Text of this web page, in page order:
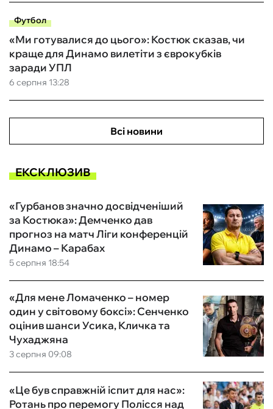
Футбол
6 серпня 13:28
«Ми готувалися до цього»: Костюк сказав, чи
краще для Динамо вилетіти з єврокубків
заради УПЛ
Всі новини
ЕКСКЛЮЗИВ
5 серпня 18:54
«Гурбанов значно досвідченіший
за Костюка»: Демченко дав
прогноз на матч Ліги конференцій
Динамо – Карабах
3 серпня 09:08
«Для мене Ломаченко – номер
один у світовому боксі»: Сенченко
оцінив шанси Усика, Кличка та
Чухаджяна
«Це був справжній іспит для нас»:
Ротань про перемогу Полісся над